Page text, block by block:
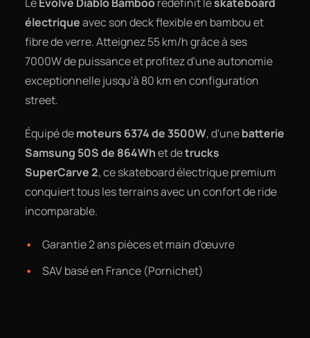
électriqueavec son deck flexible en bambou et
fibre de verre. Atteignez 55 km/h grâce à ses
7000W de puissance et profitez d'une autonomie
exceptionnelle jusqu'à 80 km en configuration
street.
Équipé demoteurs 6374 de 3500W, d'unebatterie
Samsung 50S de 864Whet detrucks
SuperCarve 2, ce skateboard électrique premium
conquiert tous les terrains avec un confort de ride
incomparable.
Garantie 2 ans pièces et main d'œuvre
SAV basé en France (Pornichet)